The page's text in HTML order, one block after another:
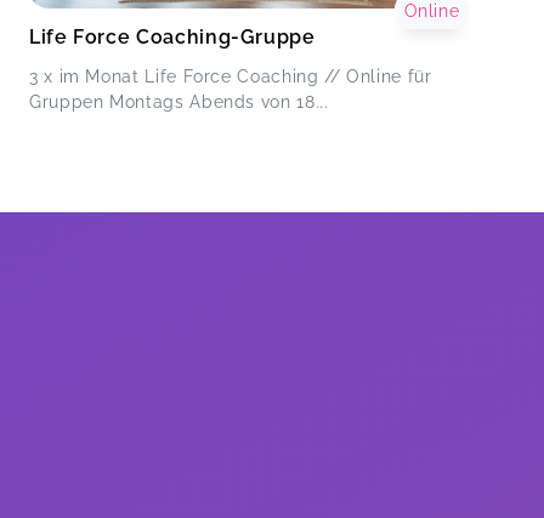
Life Force Coaching-Gruppe
3 x im Monat Life Force Coaching // Online für
Gruppen Montags Abends von 18...
Online